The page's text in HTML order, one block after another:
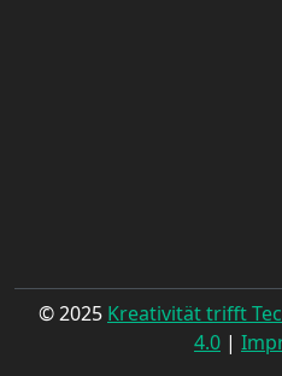
© 2025 Kreativität trifft
4.0 |